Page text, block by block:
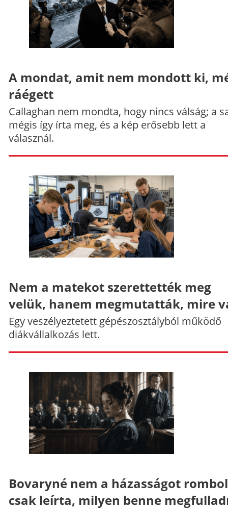
A mondat, amit nem mondott ki,
ráégett
Callaghan nem mondta, hogy nincs válság; a
mégis így írta meg, és a kép erősebb lett a
válasznál.
Nem a matekot szerettették meg
velük, hanem megmutatták, mire
Egy veszélyeztetett gépészosztályból működő
diákvállalkozás lett.
Bovaryné nem a házasságot
csak leírta, milyen benne